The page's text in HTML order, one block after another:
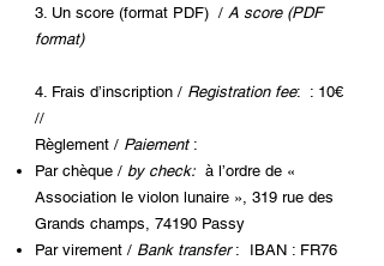
3. Un score (format PDF) / A score (PDF
format)
4. Frais d’inscription / Registration fee: : 10€
//
Règlement / Paiement:
Par chèque / by check: à l’ordre de «
Association le violon lunaire », 319 rue des
Grands champs, 74190 Passy
Par virement / Bank transfer: IBAN : FR76